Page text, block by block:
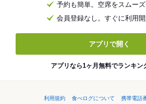
予約も簡単。空席をスムー
会員登録なし。すぐに利用
アプリで開く
アプリなら1ヶ月無料でランキン
利用規約 食べログについて
携帯電話